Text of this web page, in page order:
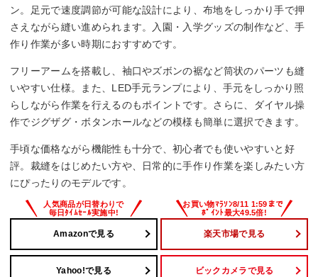
ン。足元で速度調節が可能な設計により、布地をしっかり手で押
さえながら縫い進められます。入園・入学グッズの制作など、手
作り作業が多い時期におすすめです。
フリーアームを搭載し、袖口やズボンの裾など筒状のパーツも縫
いやすい仕様。また、LED手元ランプにより、手元をしっかり照
らしながら作業を行えるのもポイントです。さらに、ダイヤル操
作でジグザグ・ボタンホールなどの模様も簡単に選択できます。
手頃な価格ながら機能性も十分で、初心者でも使いやすいと好
評。裁縫をはじめたい方や、日常的に手作り作業を楽しみたい方
にぴったりのモデルです。
Amazonで見る 楽天市場で見る
Yahoo!で見る ビックカメラで見る